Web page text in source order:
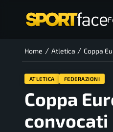
Home / Atletica / Coppa
ATLETICA FEDERAZIONI
Coppa
convocati